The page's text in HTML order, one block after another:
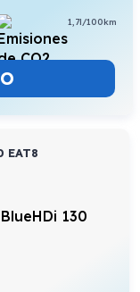
1,7l/100km
EAT8